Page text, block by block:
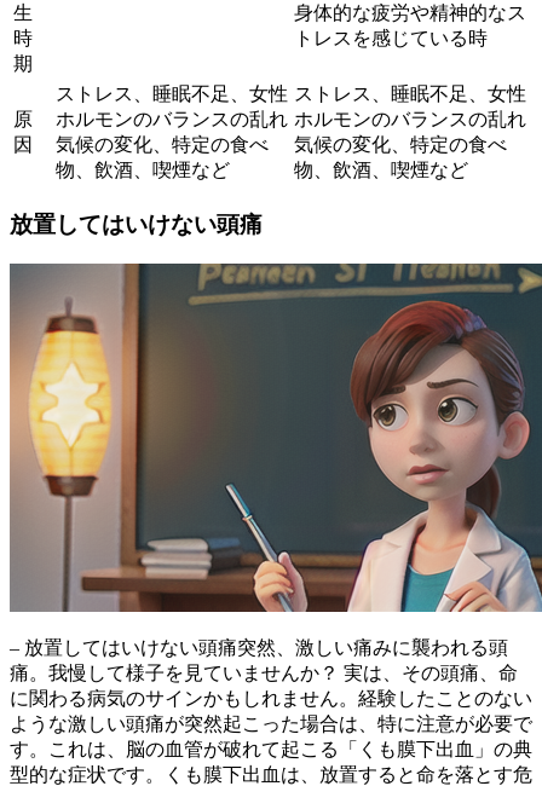
生
時
期
身体的な疲労や精神的なス
トレスを感じている時
原
因
ストレス、睡眠不足、女性
ホルモンのバランスの乱れ
気候の変化、特定の食べ
物、飲酒、喫煙など
ストレス、睡眠不足、女性
ホルモンのバランスの乱れ
気候の変化、特定の食べ
物、飲酒、喫煙など
放置してはいけない頭痛
– 放置してはいけない頭痛突然、激しい痛みに襲われる頭
痛。我慢して様子を見ていませんか？ 実は、その頭痛、命
に関わる病気のサインかもしれません。 経験したことのない
ような激しい頭痛が突然起こった場合は、特に注意が必要で
す。これは、脳の血管が破れて起こる「くも膜下出血」の典
型的な症状です。くも膜下出血は、放置すると命を落とす危